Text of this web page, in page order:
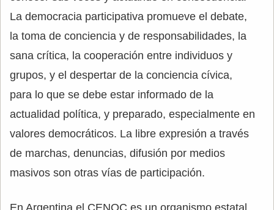
La democracia participativa promueve el debate,
la toma de conciencia y de responsabilidades, la
sana crítica, la cooperación entre individuos y
grupos, y el despertar de la conciencia cívica,
para lo que se debe estar informado de la
actualidad política, y preparado, especialmente en
valores democráticos. La libre expresión a través
de marchas, denuncias, difusión por medios
masivos son otras vías de participación.
En Argentina el CENOC es un organismo estatal